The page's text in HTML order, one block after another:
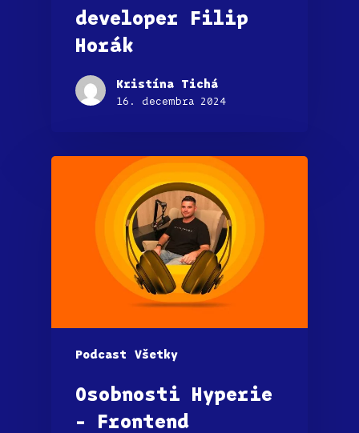
developer Filip
Horák
Kristína Tichá
16. decembra 2024
Podcast Všetky
Osobnosti Hyperie
– Frontend